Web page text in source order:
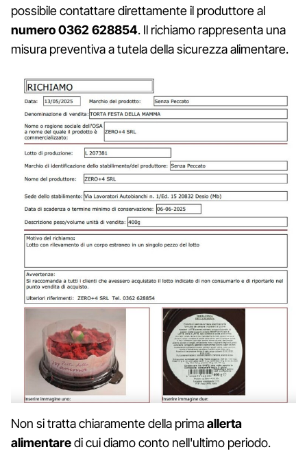
possibile contattare direttamente il produttore al
numero 0362 628854. Il richiamo rappresenta una
misura preventiva a tutela della sicurezza alimentare.
Non si tratta chiaramente della primaallerta
alimentaredi cui diamo conto nell'ultimo periodo.